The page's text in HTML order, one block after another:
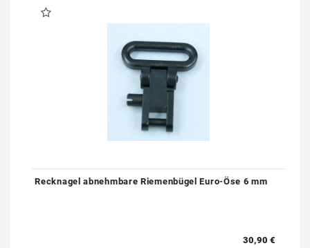
Recknagel abnehmbare Riemenbügel Euro-Öse 6 mm
30,90 €